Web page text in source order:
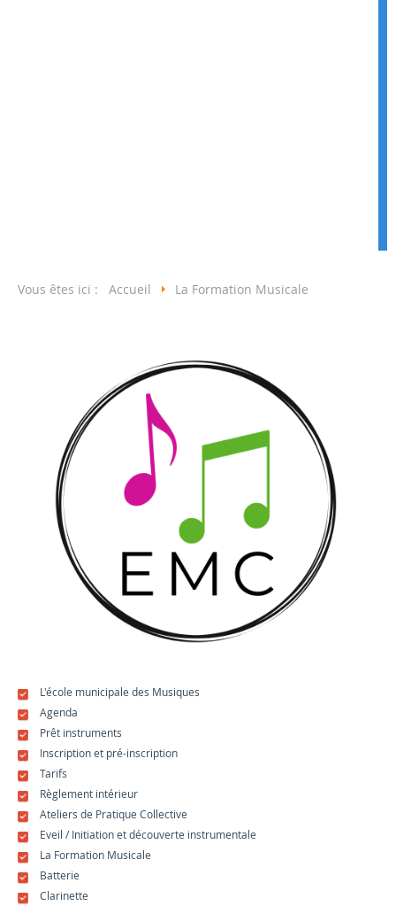
Vous êtes ici : Accueil La Formation Musicale
L'école municipale des Musiques
Agenda
Prêt instruments
Inscription et pré-inscription
Tarifs
Règlement intérieur
Ateliers de Pratique Collective
Eveil / Initiation et découverte instrumentale
La Formation Musicale
Batterie
Clarinette